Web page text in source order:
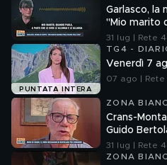
Garlasco, la
"Mio marito
cose"
31 lug | Rete 4
PUNTATA INTERA
TG4 -
Venerdì 7
07 ago | Rete
ZONA
Crans-
Guido
31 lug | Rete 4
ZONA